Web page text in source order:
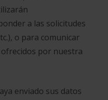
a las solicitudes
o para comunicar
por nuestra
enviado sus datos